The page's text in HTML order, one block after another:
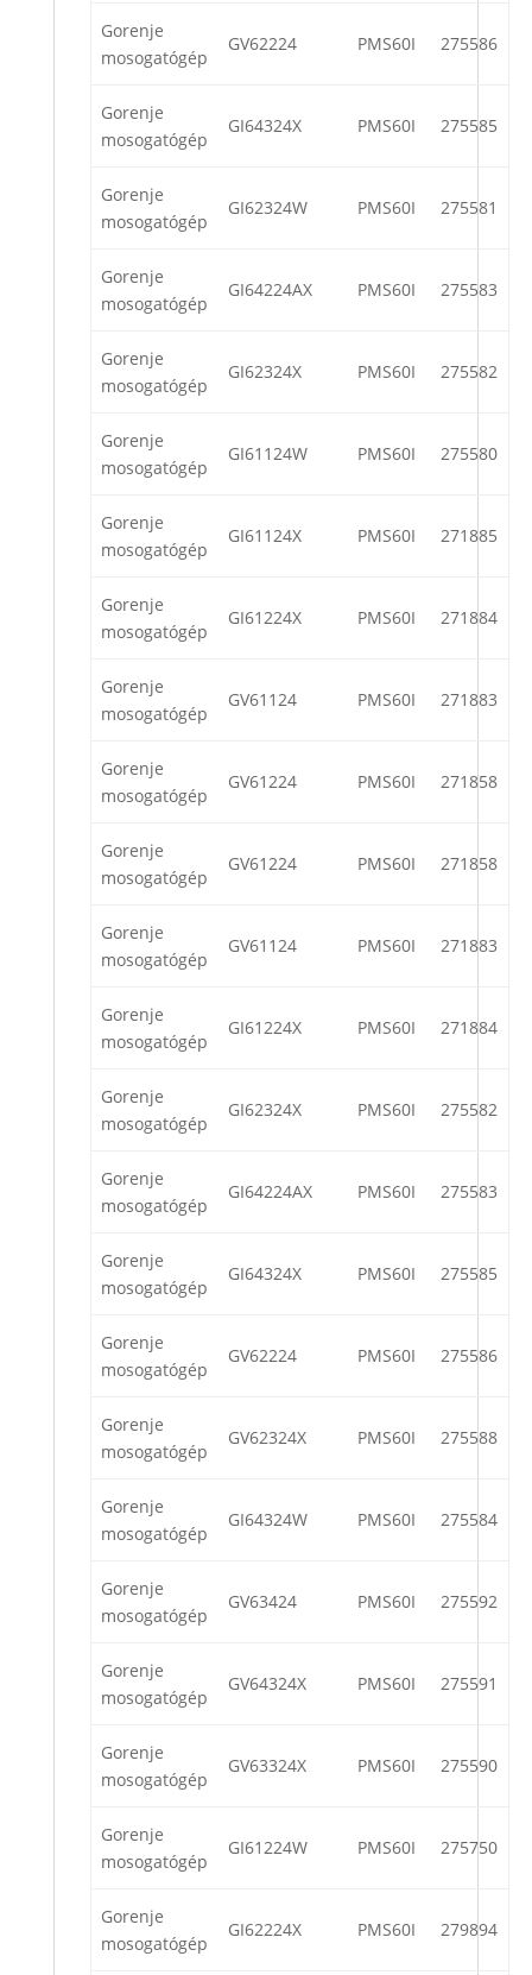
Gorenje
mosogatógép
GV62224 PMS60I 275586
Gorenje
mosogatógép
GI64324X PMS60I 275585
Gorenje
mosogatógép
GI62324W PMS60I 275581
Gorenje
mosogatógép
GI64224AX PMS60I 275583
Gorenje
mosogatógép
GI62324X PMS60I 275582
Gorenje
mosogatógép
GI61124W PMS60I 275580
Gorenje
mosogatógép
GI61124X PMS60I 271885
Gorenje
mosogatógép
GI61224X PMS60I 271884
Gorenje
mosogatógép
GV61124 PMS60I 271883
Gorenje
mosogatógép
GV61224 PMS60I 271858
Gorenje
mosogatógép
GV61224 PMS60I 271858
Gorenje
mosogatógép
GV61124 PMS60I 271883
Gorenje
mosogatógép
GI61224X PMS60I 271884
Gorenje
mosogatógép
GI62324X PMS60I 275582
Gorenje
mosogatógép
GI64224AX PMS60I 275583
Gorenje
mosogatógép
GI64324X PMS60I 275585
Gorenje
mosogatógép
GV62224 PMS60I 275586
Gorenje
mosogatógép
GV62324X PMS60I 275588
Gorenje
mosogatógép
GI64324W PMS60I 275584
Gorenje
mosogatógép
GV63424 PMS60I 275592
Gorenje
mosogatógép
GV64324X PMS60I 275591
Gorenje
mosogatógép
GV63324X PMS60I 275590
Gorenje
mosogatógép
GI61224W PMS60I 275750
Gorenje
mosogatógép
GI62224X PMS60I 279894